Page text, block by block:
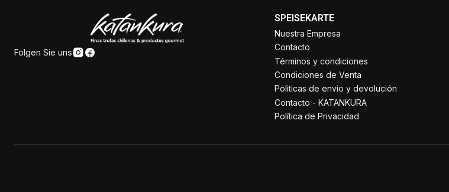
Folgen Sie uns
SPEISEKARTE
Nuestra Empresa
Contacto
Términos y condiciones
Condiciones de Venta
Politicas de envio y devolución
Contacto - KATANKURA
Política de Privacidad